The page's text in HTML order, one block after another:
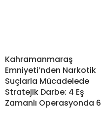
Kahramanmaraş
Emniyeti’nden Narkotik
Suçlarla Mücadelede
Stratejik Darbe: 4 Eş
Zamanlı Operasyonda 6